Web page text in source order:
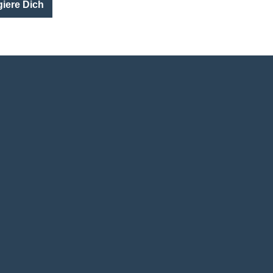
Dich